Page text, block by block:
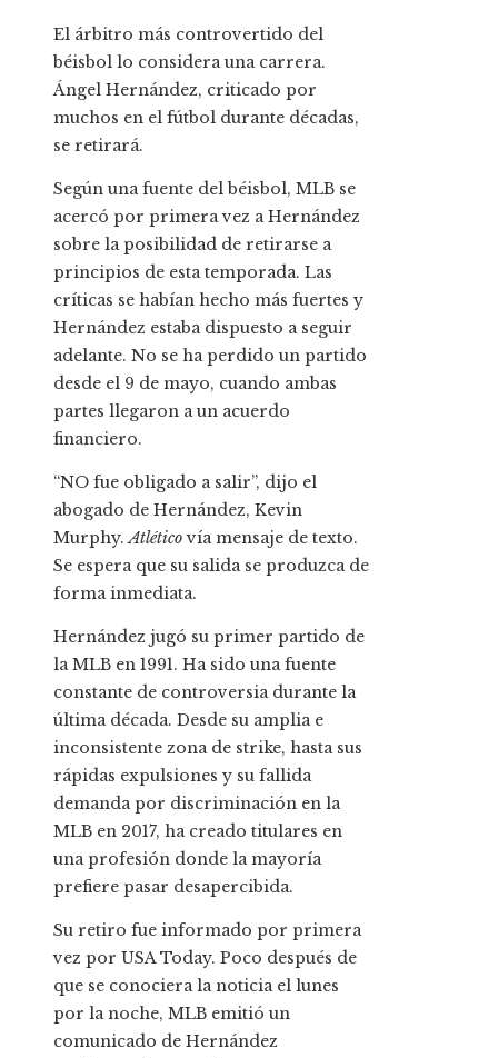
El árbitro más controvertido del
béisbol lo considera una carrera.
Ángel Hernández, criticado por
muchos en el fútbol durante décadas,
se retirará.
Según una fuente del béisbol, MLB se
acercó por primera vez a Hernández
sobre la posibilidad de retirarse a
principios de esta temporada. Las
críticas se habían hecho más fuertes y
Hernández estaba dispuesto a seguir
adelante. No se ha perdido un partido
desde el 9 de mayo, cuando ambas
partes llegaron a un acuerdo
financiero.
“NO fue obligado a salir”, dijo el
abogado de Hernández, Kevin
Murphy.Atléticovía mensaje de texto.
Se espera que su salida se produzca de
forma inmediata.
Hernández jugó su primer partido de
la MLB en 1991. Ha sido una fuente
constante de controversia durante la
última década. Desde su amplia e
inconsistente zona de strike, hasta sus
rápidas expulsiones y su fallida
demanda por discriminación en la
MLB en 2017, ha creado titulares en
una profesión donde la mayoría
prefiere pasar desapercibida.
Su retiro fue informado por primera
vez por USA Today. Poco después de
que se conociera la noticia el lunes
por la noche, MLB emitió un
comunicado de Hernández